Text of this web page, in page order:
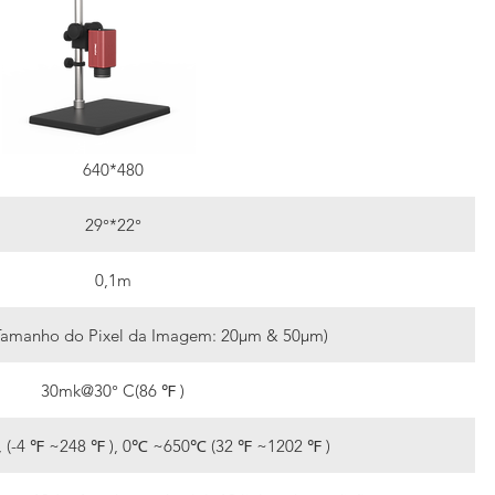
640*480
29°*22°
0,1m
do Pixel da Imagem: 20μm & 50μm)
30mk@30° C(86 ℉ )
4 ℉ ~248 ℉ ), 0℃ ~650℃ (32 ℉ ~1202 ℉ )